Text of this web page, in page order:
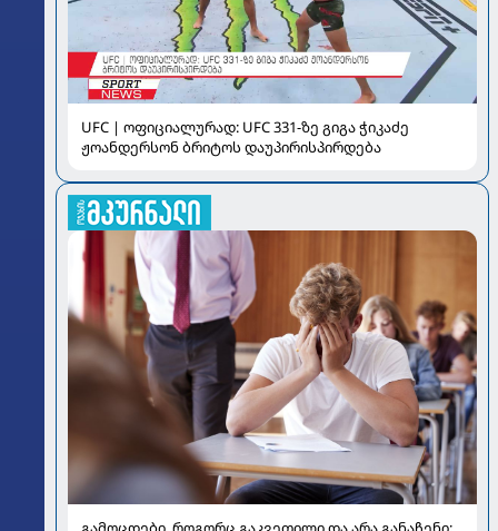
UFC | ოფიციალურად: UFC 331-ზე გიგა ჭიკაძე
ჟოანდერსონ ბრიტოს დაუპირისპირდება